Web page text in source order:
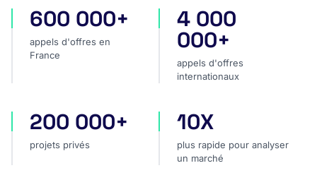
appels d'offres en France
600 000+
appels d'offres en
France
appels d'offres
4 000
000+
appels d'offres
internationaux
projets privés
200 000+
projets privés
plus rapide pour analyser
10X
plus rapide pour analyser
un marché